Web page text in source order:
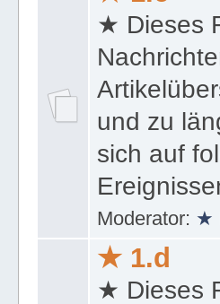
★ 1.c
★ Dieses
und zu
sich auf
Moderator:
★ 1.d